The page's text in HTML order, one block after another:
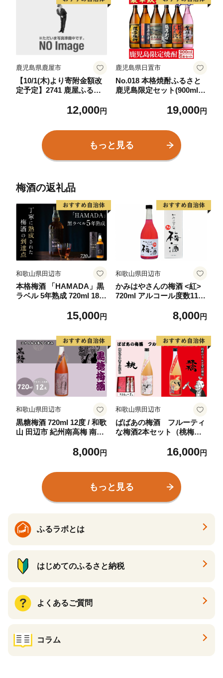
鹿児島県鹿屋市
【10/1(木)より寄附金額改
定予定】2741 鹿屋ふるさ
ト KN013-01412,000円
鹿児島県日置市
No.018 本格焼酎ふるさと
鹿児島限定セット(900ml×6
アルコール 常温 常温保存
19,000円
もっと見る
梅酒の返礼品
和歌山県田辺市
本格梅酒 「HAMADA」黒
ラベル 5年熟成 720ml 18
うめ 梅酒 酒 紀州産 完熟梅
15,000円
和歌山県田辺市
かみはやさんの梅酒 <紅>
720ml アルコール度数11％
梅 南高梅 和歌山 紀州産 完
ゼント お土産 手土産 贈答
お歳暮 リキュール【okh02
2】
8,000円
和歌山県田辺市
黒糖梅酒 720ml 12度 / 和歌
山 田辺市 紀州南高梅 南高
り ギフト 家飲み 酒 お酒
ョン 黒糖 ばばあの梅酒【d
nm002】
8,000円
和歌山県田辺市
ばばあの梅酒 フルーティ
な梅酒2本セット（桃梅酒
み 酒 お酒 水割り ギフト
プレゼント 富田の水 モン
ドセレクション ばばあの
16,000円
もっと見る
ふるラボとは
はじめてのふるさと納税
よくあるご質問
コラム